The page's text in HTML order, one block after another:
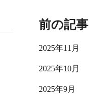
前の記事
2025年11月
2025年10月
2025年9月